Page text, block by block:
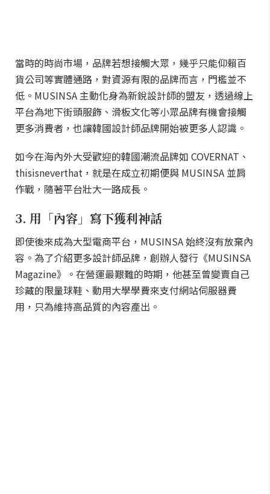
當時的時尚市場，品牌若想接觸大眾，幾乎只能仰賴百
貨公司等實體通路，對資源有限的品牌而言，門檻並不
低。MUSINSA 主動化身為新銳設計師的盟友，透過線上
平台為地下街頭服飾、滑板文化等小眾品牌有機會接觸
更多消費者，也讓韓國設計師品牌開始被更多人認識。
如今在海內外大受歡迎的韓國潮流品牌如 COVERNAT、
thisisneverthat，就是在成立初期便與 MUSINSA 並肩
作戰，隨著平台壯大一路成長。
3. 用「內容」寫下獲利神話
即使後來成為大型電商平台，MUSINSA 始終沒有放棄內
容。為了介紹更多設計師品牌，創辦人發行《MUSINSA
Magazine》。在營運最艱難的時期，他甚至曾變賣自己
珍藏的限量球鞋、動用大學學費來支付網站伺服器費
用，只為維持高品質的內容產出。